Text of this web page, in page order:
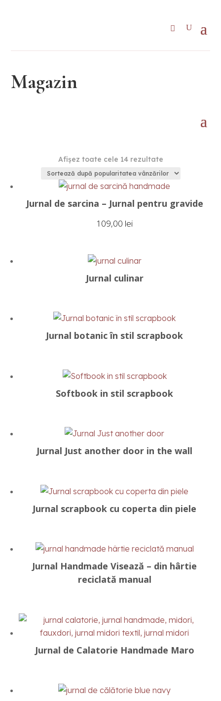
Magazin
Afișez toate cele 14 rezultateSortat
după
popularitate
Jurnal de sarcina – Jurnal pentru gravide
109,00 lei
Jurnal culinar
Jurnal botanic în stil scrapbook
Softbook in stil scrapbook
Jurnal Just another door in the wall
Jurnal scrapbook cu coperta din piele
Jurnal Handmade Visează – din hârtie
reciclată manual
Jurnal de Calatorie Handmade Maro